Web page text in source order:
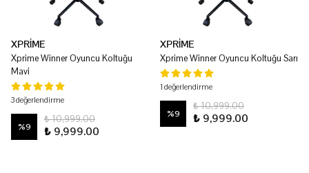
XPRİME
Xprime Winner Oyuncu Koltuğu
Mavi
3 değerlendirme
%9
₺ 10,999.00
₺ 9,999.00
XPRİME
Xprime Winner Oyuncu Koltuğu Sarı
1 değerlendirme
%9
₺ 10,999.00
₺ 9,999.00